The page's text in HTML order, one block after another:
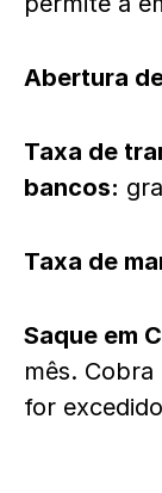
Abertura
Taxa de
bancos:
Taxa de
Saque em
mês.
for